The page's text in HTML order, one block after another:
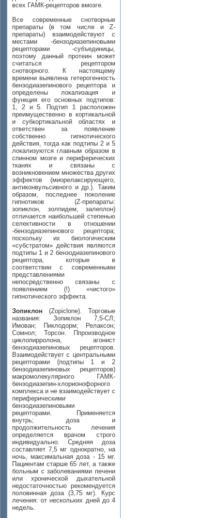
всех ГАМК-рецепторов вмозге.
Все современные снотворные
препараты (в том числе и Z-
препараты) взаимодействуют с
местами -бензодиазепиновыми
рецепторами -субъединицы,
поэтому данный протеин может
считаться рецептором
снотворного. К настоящему
времени выявлена гетерогенность
бензодиазепинового рецептора и
определены локализация и
функция его основных подтипов:
1, 2 и 5. Подтип 1 расположен
преимущественно в кортикальной
и субкортикальной областях и
ответствен за появление
собственно гипнотического
действия, тогда как подтипы 2 и 5
локализуются главным образом в
спинном мозге и периферических
тканях и связаны с
возникновением множества других
эффектов (миорелаксирующего,
антиконвульсивного и др.). Таким
образом, последнее поколение
гипнотиков (Z-препараты:
зопиклон, золпидем, залеплон)
отличается наибольшей степенью
селективности в отношении
-бензодиазепинового рецептора;
поскольку их биологическим
«субстратом» действия являются
подтипы 1 и 2 бензодиазепинового
рецептора, которые в
соответствии с современными
представлениями
непосредственно связаны с
появлением (!) «чистого»
гипнотического эффекта.
Зопиклон (Zopiclone). Торговые
названия: Зопиклон 7,5-СЛ;
Имован; Пиклодорм; Релаксон;
Сомнол; Торсон. Ппроизводное
циклопирролона, агонист
бензодиазепиновых рецепторов.
Взаимодействует с центральными
рецепторами (подтипы 1 и 2
бензодиазепиновых рецепторов)
макромолекулярного ГАМК-
бензодиазепин-хлорионофорного
комплекса и не взаимодействует с
периферическими
бензодиазепиновыми
рецепторами. Применяется
внутрь; доза и
продолжительность лечения
определяется врачом строго
индивидуально. Средняя доза
составляет 7,5 мг однократно, на
ночь, максимальная доза - 15 мг.
Пациентам старше 65 лет, а также
больным с заболеваниями печени
или хронической дыхательной
недостаточностью рекомендуется
половинная доза (3,75 мг). Курс
лечения: от нескольких дней до 4
недель.